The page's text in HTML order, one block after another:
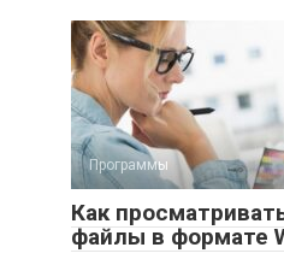
Программы
Как
файлы в формате